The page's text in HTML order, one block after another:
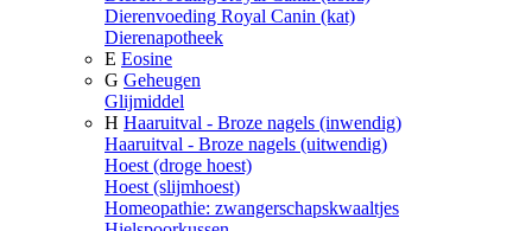
Dierenvoeding Royal Canin (kat)
Dierenapotheek
E Eosine
G Geheugen
Glijmiddel
H Haaruitval - Broze nagels (inwendig)
Haaruitval - Broze nagels (uitwendig)
Hoest (droge hoest)
Hoest (slijmhoest)
Homeopathie: zwangerschapskwaaltjes